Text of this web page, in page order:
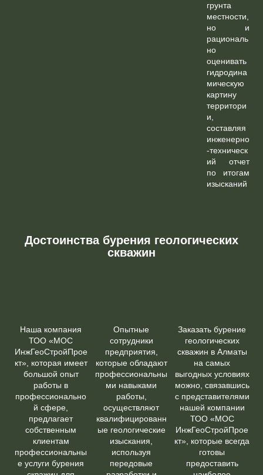
грунта
местности,
но и
рациональ
но
оценивать
гидродина
мическую
картину
территори
и,
составляя
инженерно
-техническ
ий отчет
по итогам
изысканий
Достоинства бурения геологических
скважин
Наша компания
ТОО «МОС
ИнжГеоСтройПрое
кт», которая имеет
большой опыт
работы в
профессионально
й сфере,
предлагает
собственным
клиентам
профессиональны
е услуги бурения
Опытные
сотрудники
предприятия,
которые обладают
профессиональны
ми навыками
работы,
осуществляют
квалифицированн
ые геологические
изыскания,
используя
передовые
Заказать бурение
геологических
скважин в Алматы
на самых
выгодных условиях
можно, связавшись
с представителями
нашей компании
ТОО «МОС
ИнжГеоСтройПрое
кт», которые всегда
готовы
предоставить